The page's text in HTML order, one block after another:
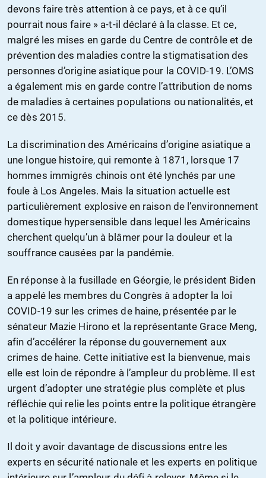
devons faire très attention à ce pays, et à ce qu’il
pourrait nous faire » a-t-il déclaré à la classe. Et ce,
malgré les mises en garde du Centre de contrôle et de
prévention des maladies contre la stigmatisation des
personnes d’origine asiatique pour la COVID-19. L’OMS
a également mis en garde contre l’attribution de noms
de maladies à certaines populations ou nationalités, et
ce dès 2015.
La discrimination des Américains d’origine asiatique a
une longue histoire, qui remonte à 1871, lorsque 17
hommes immigrés chinois ont été lynchés par une
foule à Los Angeles. Mais la situation actuelle est
particulièrement explosive en raison de l’environnement
domestique hypersensible dans lequel les Américains
cherchent quelqu’un à blâmer pour la douleur et la
souffrance causées par la pandémie.
En réponse à la fusillade en Géorgie, le président Biden
a appelé les membres du Congrès à adopter la loi
COVID-19 sur les crimes de haine, présentée par le
sénateur Mazie Hirono et la représentante Grace Meng,
afin d’accélérer la réponse du gouvernement aux
crimes de haine. Cette initiative est la bienvenue, mais
elle est loin de répondre à l’ampleur du problème. Il est
urgent d’adopter une stratégie plus complète et plus
réfléchie qui relie les points entre la politique étrangère
et la politique intérieure.
Il doit y avoir davantage de discussions entre les
experts en sécurité nationale et les experts en politique